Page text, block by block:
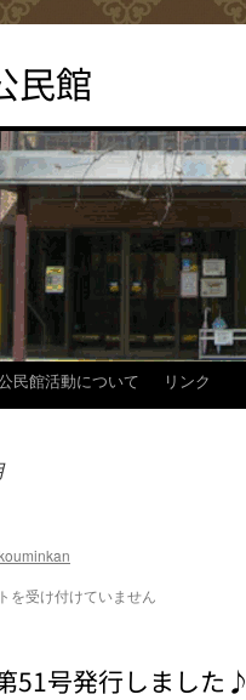
民館
民館活動について リンク
を受け付けていません
51号発行しました♪